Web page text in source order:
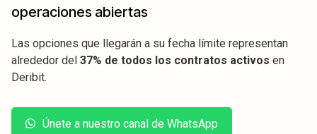
operaciones abiertas
Las opciones que llegarán a su fecha límite representan
alrededor del 37% de todos los contratos activos en
Deribit.
Únete a nuestro canal de WhatsApp